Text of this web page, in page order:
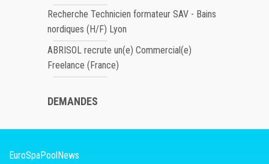
Recherche Technicien formateur SAV - Bains
nordiques (H/F) Lyon
ABRISOL recrute un(e) Commercial(e)
Freelance (France)
DEMANDES
EuroSpaPoolNews